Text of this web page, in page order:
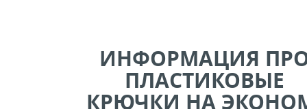
ИНФОРМАЦИЯ
ПЛАСТИКОВЫЕ
КРЮЧКИ НА